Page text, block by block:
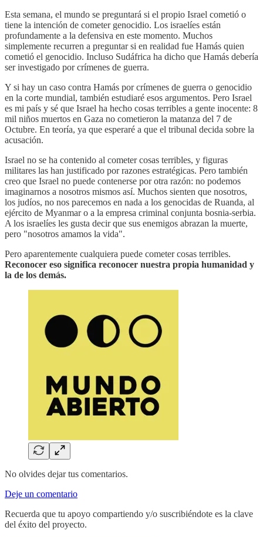
Esta semana, el mundo se preguntará si el propio Israel cometió o
tiene la intención de cometer genocidio. Los israelíes están
profundamente a la defensiva en este momento. Muchos
simplemente recurren a preguntar si en realidad fue Hamás quien
cometió el genocidio. Incluso Sudáfrica ha dicho que Hamás debería
ser investigado por crímenes de guerra.
Y si hay un caso contra Hamás por crímenes de guerra o genocidio
en la corte mundial, también estudiaré esos argumentos. Pero Israel
es mi país y sé que Israel ha hecho cosas terribles a gente inocente: 8
mil niños muertos en Gaza no cometieron la matanza del 7 de
Octubre. En teoría, ya que esperaré a que el tribunal decida sobre la
acusación.
Israel no se ha contenido al cometer cosas terribles, y figuras
militares las han justificado por razones estratégicas. Pero también
creo que Israel no puede contenerse por otra razón: no podemos
imaginarnos a nosotros mismos así. Muchos sienten que nosotros,
los judíos, no nos parecemos en nada a los genocidas de Ruanda, al
ejército de Myanmar o a la empresa criminal conjunta bosnia-serbia.
A los israelíes les gusta decir que sus enemigos abrazan la muerte,
pero "nosotros amamos la vida".
Pero aparentemente cualquiera puede cometer cosas terribles.
Reconocer eso significa reconocer nuestra propia humanidad y
la de los demás.
No olvides dejar tus comentarios.
Deje un comentario
Recuerda que tu apoyo compartiendo y/o suscribiéndote es la clave
del éxito del proyecto.